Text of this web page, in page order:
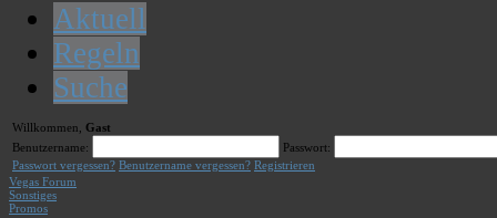
Aktuell
Regeln
Suche
Willkommen, Gast
Benutzername:
Passwort:
Passwort vergessen? Benutzername vergessen? Registrieren
Vegas Forum
Sonstiges
Promos